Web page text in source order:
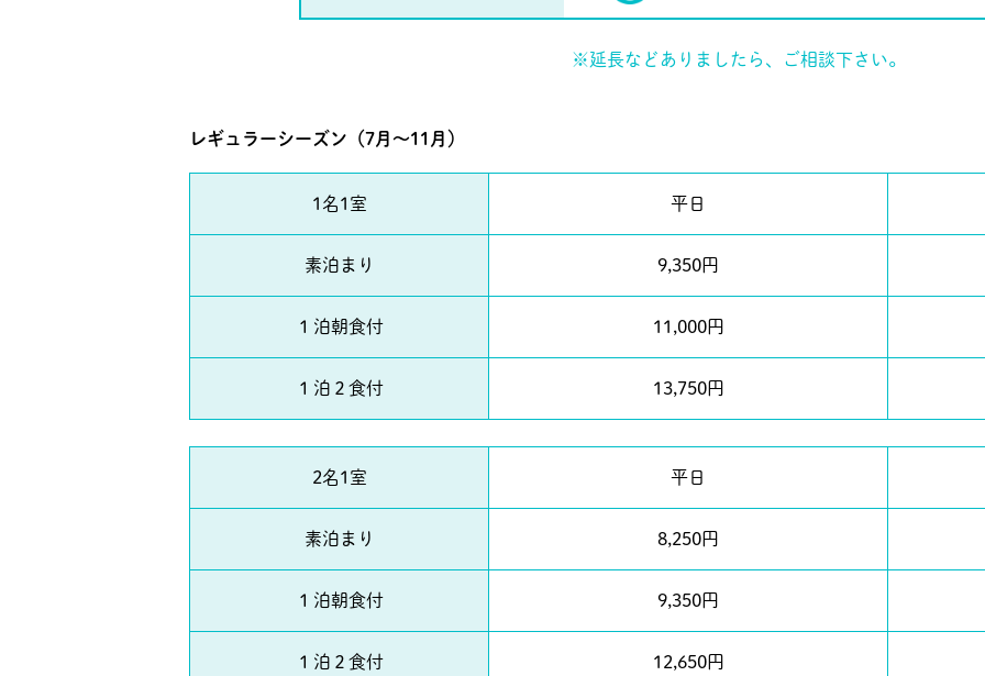
※延長などありましたら、ご相談下さい。
レギュラーシーズン（7月～11月）
1名1室 平日
素泊まり 9,350円
１泊朝食付 11,000円
１泊２食付 13,750円
2名1室 平日
素泊まり 8,250円
１泊朝食付 9,350円
１泊２食付 12,650円